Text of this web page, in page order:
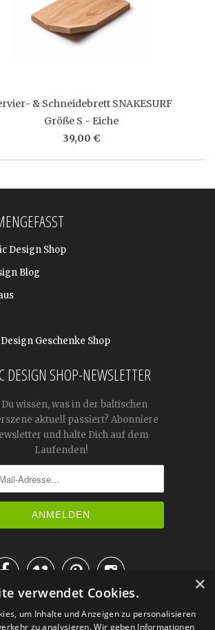
& Schneidebrett SNAKESURF
Größe S - Eiche
39,00 €
Design Shop
Blog
Geschenke Shop
DESIGN SHOP-NEWSLETTER
wissen, was in der baltischen
aktuell passiert? Abonniere
und halte Dich auf dem
Laufenden!

BLÄTTERN
×
verwendet Cookies.
um Inhalte und Anzeigen zu personalisieren
zu analysieren. Wir geben Informationen